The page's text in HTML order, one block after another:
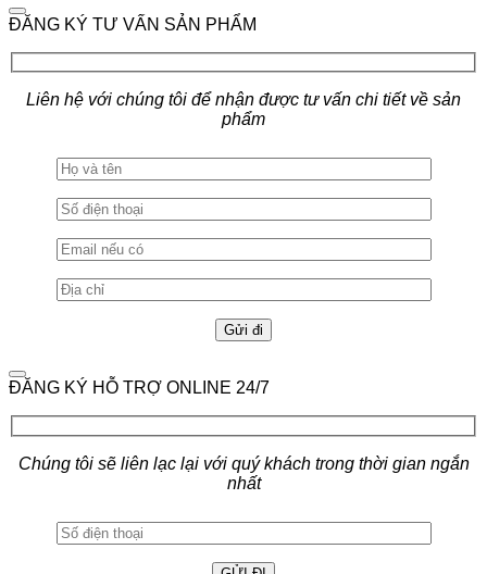
ĐĂNG KÝ TƯ VẤN SẢN PHẨM
Liên hệ với chúng tôi để nhận được tư vấn chi tiết về sản
phẩm
ĐĂNG KÝ HỖ TRỢ ONLINE 24/7
Chúng tôi sẽ liên lạc lại với quý khách trong thời gian ngắn
nhất